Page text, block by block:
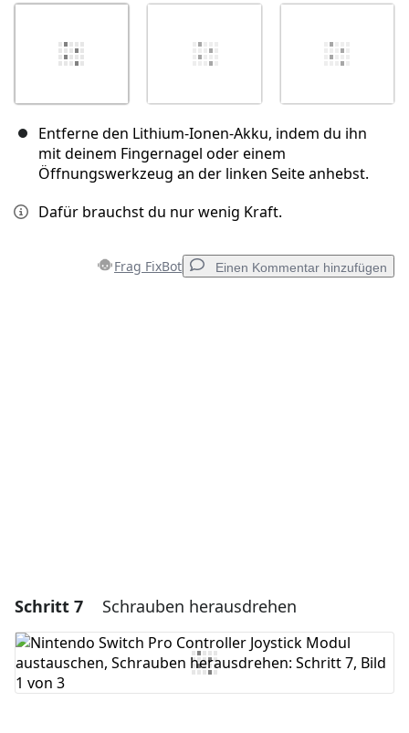
Entferne den Lithium-Ionen-Akku, indem du ihn
mit deinem Fingernagel oder einem
Öffnungswerkzeug an der linken Seite anhebst.
Dafür brauchst du nur wenig Kraft.
Frag FixBot Einen Kommentar hinzufügen
Schritt 7 Schrauben herausdrehen